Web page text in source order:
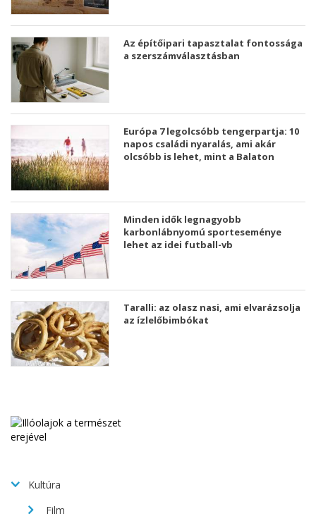
Az építőipari tapasztalat fontossága
a szerszámválasztásban
Európa 7 legolcsóbb tengerpartja: 10
napos családi nyaralás, ami akár
olcsóbb is lehet, mint a Balaton
Minden idők legnagyobb
karbonlábnyomú sporteseménye
lehet az idei futball-vb
Taralli: az olasz nasi, ami elvarázsolja
az ízlelőbimbókat
Kultúra
Film